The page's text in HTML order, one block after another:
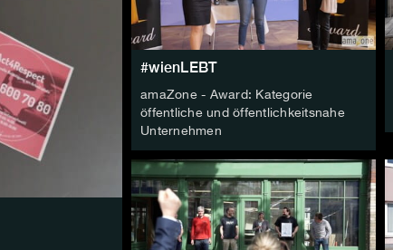
#wienLEBT
amaZone - Award: Kategorie
öffentliche und öffentlichkeitsnahe
Unternehmen